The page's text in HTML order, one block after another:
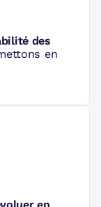
des
en